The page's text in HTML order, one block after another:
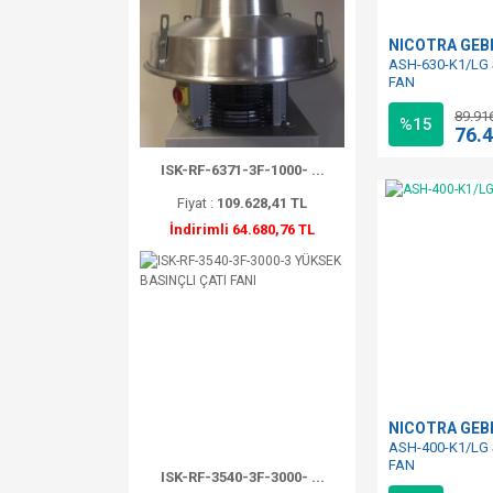
ISK-RF-6371-3F-1000- ...
Fiyat : 109.628,41 TL
İndirimli 64.680,76 TL
ISK-RF-3540-3F-3000- ...
NICOTRA
ASH-630-K1/LG
FAN
%15
NICOTRA
ASH-400-K1/LG
FAN